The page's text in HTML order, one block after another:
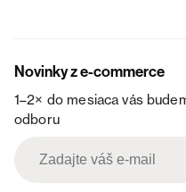
Novinky z e-commerce
1–2× do mesiaca vás
odboru